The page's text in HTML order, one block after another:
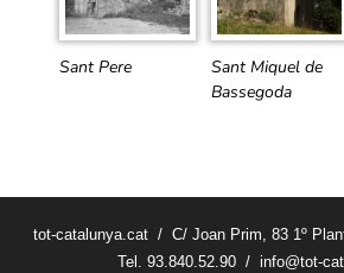
Sant Pere
Sant Miquel de
Bassegoda
tot-catalunya.cat / C/ Joan Prim, 83 1º
Tel. 93.840.52.90 / info@tot-